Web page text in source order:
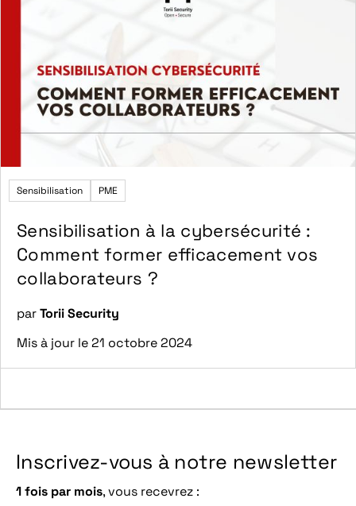
Sensibilisation PME
Sensibilisation à la cybersécurité :
Comment former efficacement vos
collaborateurs ?
parTorii Security
Mis à jour le 21 octobre 2024
Inscrivez-vous à notre newsletter
1 fois par mois, vous recevrez :